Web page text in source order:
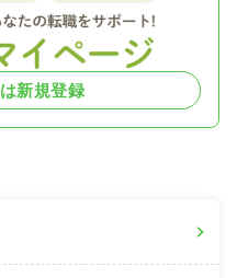
新規登録